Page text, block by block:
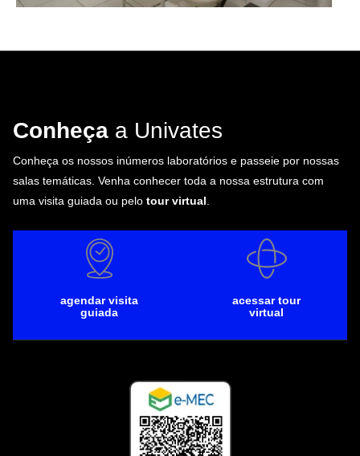
Conheça a Univates
Conheça os nossos inúmeros laboratórios e passeie por nossas
salas temáticas. Venha conhecer toda a nossa estrutura com
uma visita guiada ou pelo tour virtual
agendar visita
guiada
acessar tour
virtual